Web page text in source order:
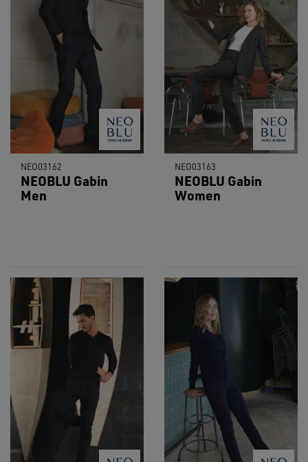
NEO03162
NEOBLU Gabin
Men
NEO03163
NEOBLU Gabin
Women